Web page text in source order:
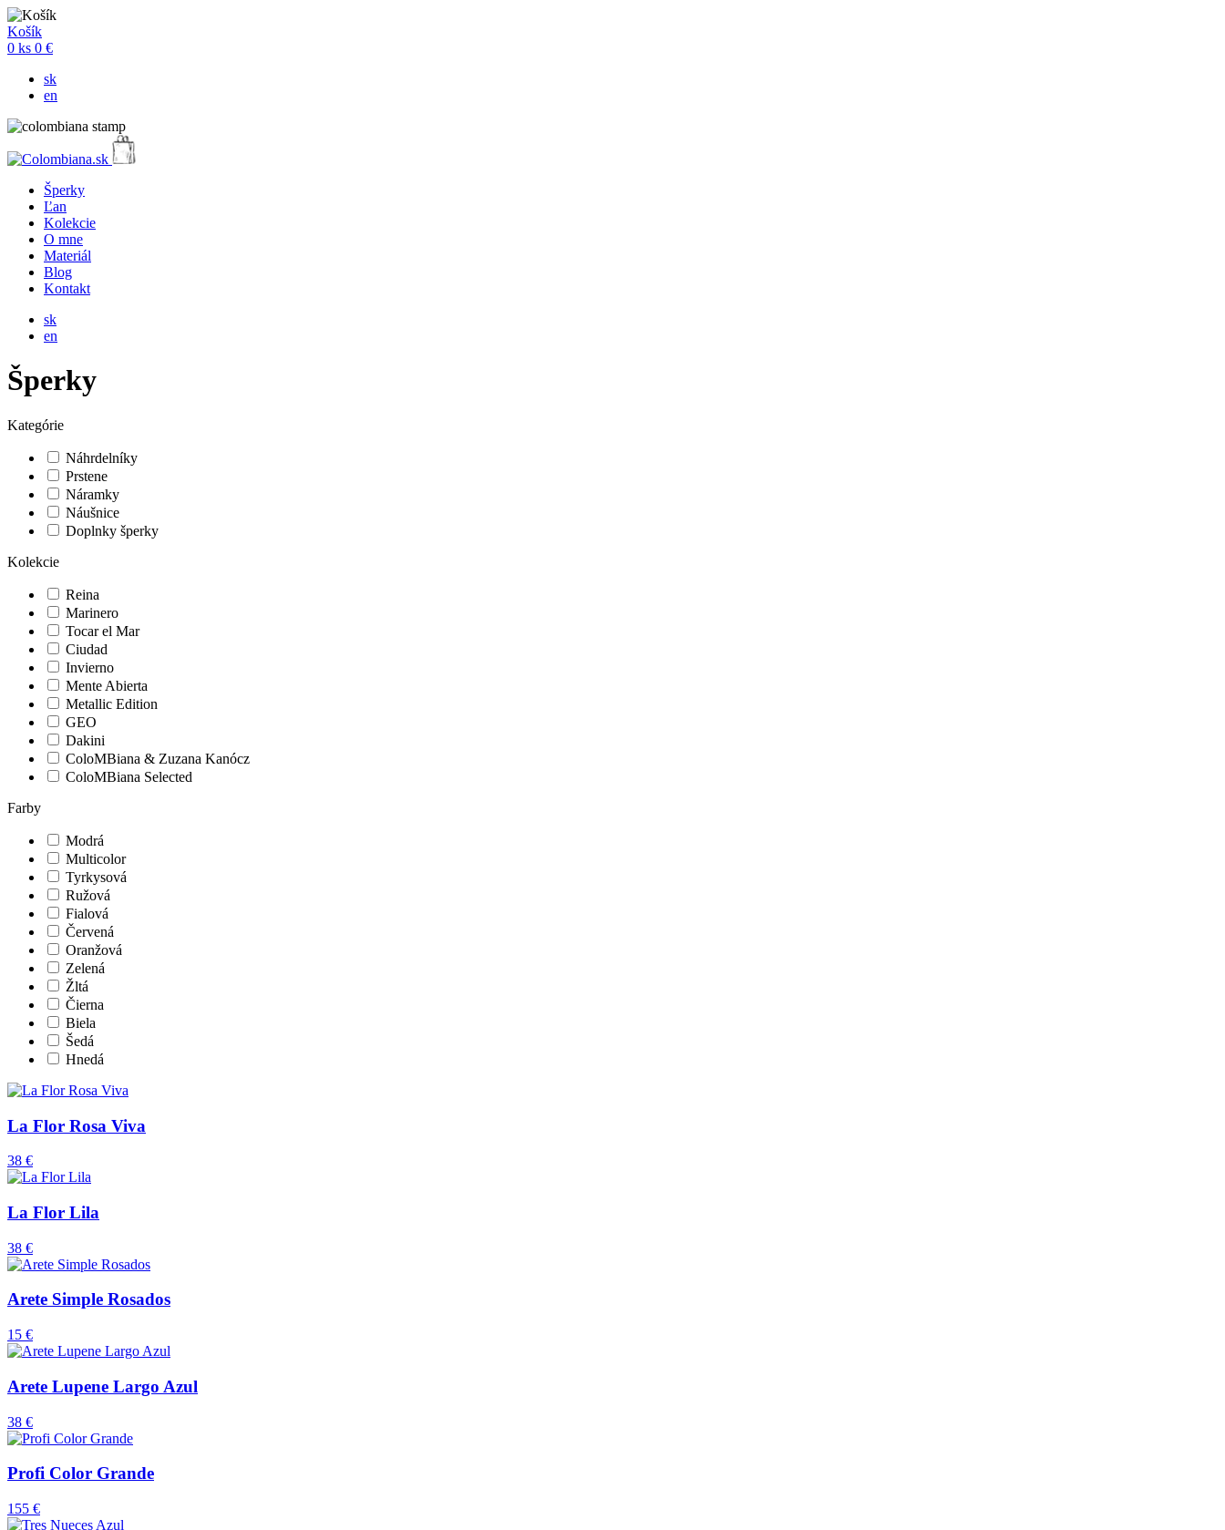
Košík
0 ks 0 €
sk
en
Šperky
Ľan
Kolekcie
O mne
Materiál
Blog
Kontakt
sk
en
Šperky
Kategórie
Náhrdelníky
Prstene
Náramky
Náušnice
Doplnky šperky
Kolekcie
Reina
Marinero
Tocar el Mar
Ciudad
Invierno
Mente Abierta
Metallic Edition
GEO
Dakini
ColoMBiana & Zuzana Kanócz
ColoMBiana Selected
Farby
Modrá
Multicolor
Tyrkysová
Ružová
Fialová
Červená
Oranžová
Zelená
Žltá
Čierna
Biela
Šedá
Hnedá
La Flor Rosa Viva
38 €
La Flor Lila
38 €
Arete Simple Rosados
15 €
Arete Lupene Largo Azul
38 €
Profi Color Grande
155 €